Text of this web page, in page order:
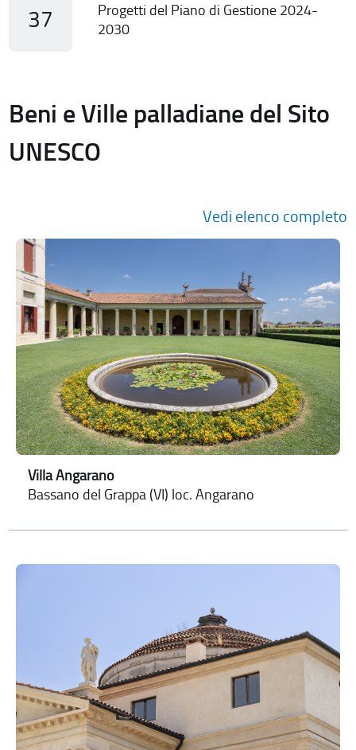
37
Progetti del Piano di Gestione 2024-
2030
Beni e Ville palladiane del Sito
UNESCO
Vedi elenco completo
Villa Angarano
Bassano del Grappa (VI) loc. Angarano